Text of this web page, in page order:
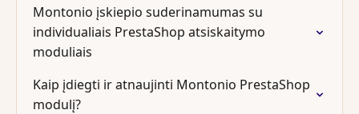
Montonio įskiepio suderinamumas su
individualiais PrestaShop atsiskaitymo
moduliais
Kaip įdiegti ir atnaujinti Montonio PrestaShop
modulį?